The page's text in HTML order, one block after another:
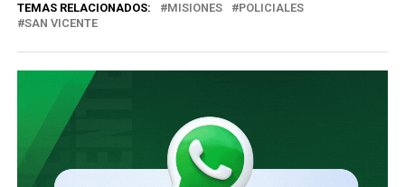
electrónico…
TEMAS RELACIONADOS: MISIONES
POLICIALES
SAN VICENTE